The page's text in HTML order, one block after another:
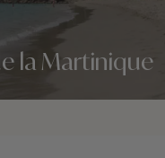
la Martinique